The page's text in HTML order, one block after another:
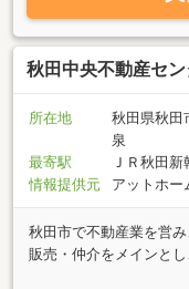
秋田中央不動産セン
所在地
秋田県秋田
泉
最寄駅
ＪＲ秋田
情報提供元
アットホー
秋田市で不動産業を営
販売・仲介をメインと
ります。「皆様の慣れ